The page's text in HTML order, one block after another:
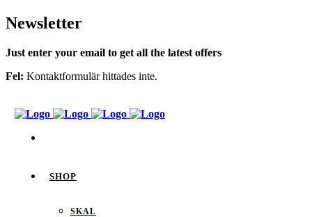
Newsletter
Just enter your email to get all the latest offers
Fel: Kontaktformulär hittades inte.
SHOP
SKAL